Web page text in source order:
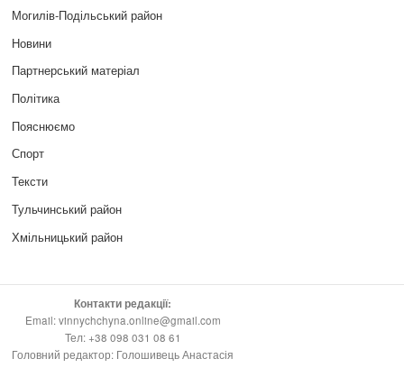
Могилів-Подільський район
Новини
Партнерський матеріал
Політика
Пояснюємо
Спорт
Тексти
Тульчинський район
Хмільницький район
Контакти редакції:
Email: vinnychchyna.online@gmail.com
Тел: +38 098 031 08 61
Головний редактор: Голошивець Анастасія